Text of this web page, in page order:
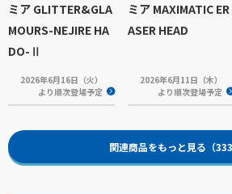
ミア GLITTER&GLA
MOURS-NEJIRE HA
DO-Ⅱ
2026年6月16日（火）
より順次登場予定
ミア MAXIMATIC ER
ASER HEAD
2026年6月11日（木）
より順次登場予定
関連商品をもっと見る（333